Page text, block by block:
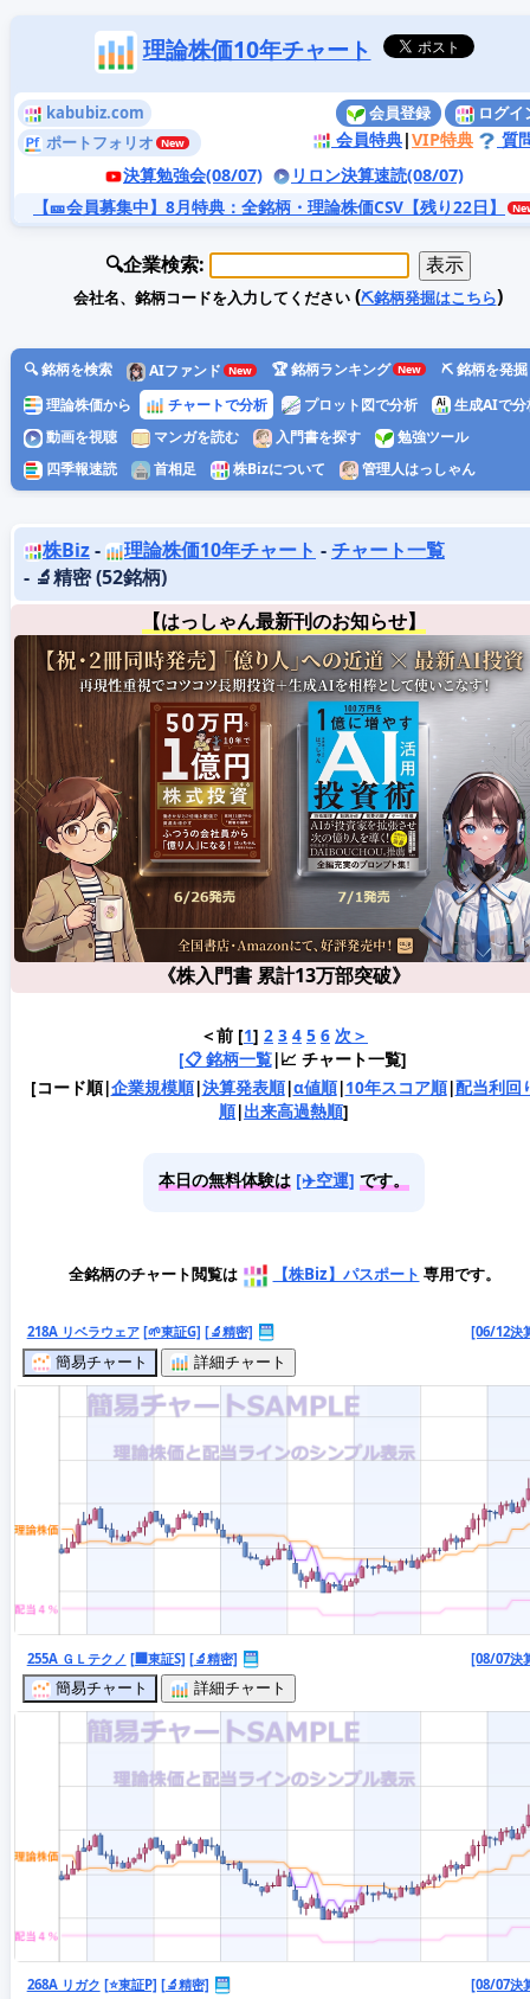
理論株価10年チャート
kabubiz.com
ポートフォリオ
会員登録 ログイ
会員特典|VIP特典
質
決算勉強会(08/07)
リロン決算速読(08/07)
【🎫会員募集中】8月特典 ：全銘柄・理論株価CSV【残り22日】
🔍企業検索:
会社名、銘柄コードを入力してください(⛏️銘柄発掘はこちら)
🔍 銘柄を検索 AIファンド 🏆 銘柄ランキング
⛏️ 銘柄を発掘
理論株価から
チャートで分析 プロット図で分析
生成AIで分
動画を視聴
マンガを読む 入門書を探す
勉強ツール
四季報速読
首相足 株Bizについて 管理人はっしゃん
株Biz- 理論株価10年チャート -チャート一覧
- 🔬精密 (52銘柄)
【はっしゃん最新刊のお知らせ】
《株入門書 累計13万部突破》
＜前 [1] 2 3 4 5 6 次＞
[📋 銘柄一覧|📈 チャート一覧]
[コード順|企業規模順|決算発表順|α値順|10年スコア順|配当利回
順|出来高過熱順]
本日の無料体験は [✈️空運] です。
全銘柄のチャート閲覧は 【株Biz】パスポート 専用です。
218A リベラウェア [🌱東証G] [🔬精密]
[06/12決
簡易チャート
詳細チャート
255A ＧＬテクノ [🏢東証S] [🔬精密]
[08/07決
簡易チャート
詳細チャート
268A リガク [⭐東証P] [🔬精密]
[08/07決